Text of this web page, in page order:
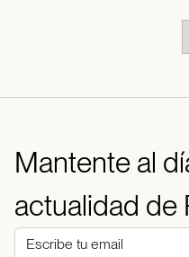
Mantente al
actualidad de